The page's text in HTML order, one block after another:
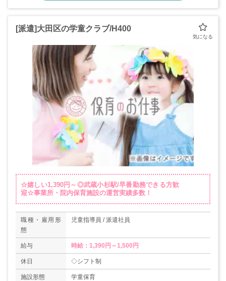
[派遣]大田区の学童クラブ/H400
☆嬉しい1,390円～◎武蔵小杉駅/早番勤務できる方歓
迎☆事業所・院内保育施設の運営実績多数！
職種・雇用形
態
児童指導員 / 派遣社員
給与 時給：1,390円～1,500円
休日 ◇シフト制
施設形態 学童保育